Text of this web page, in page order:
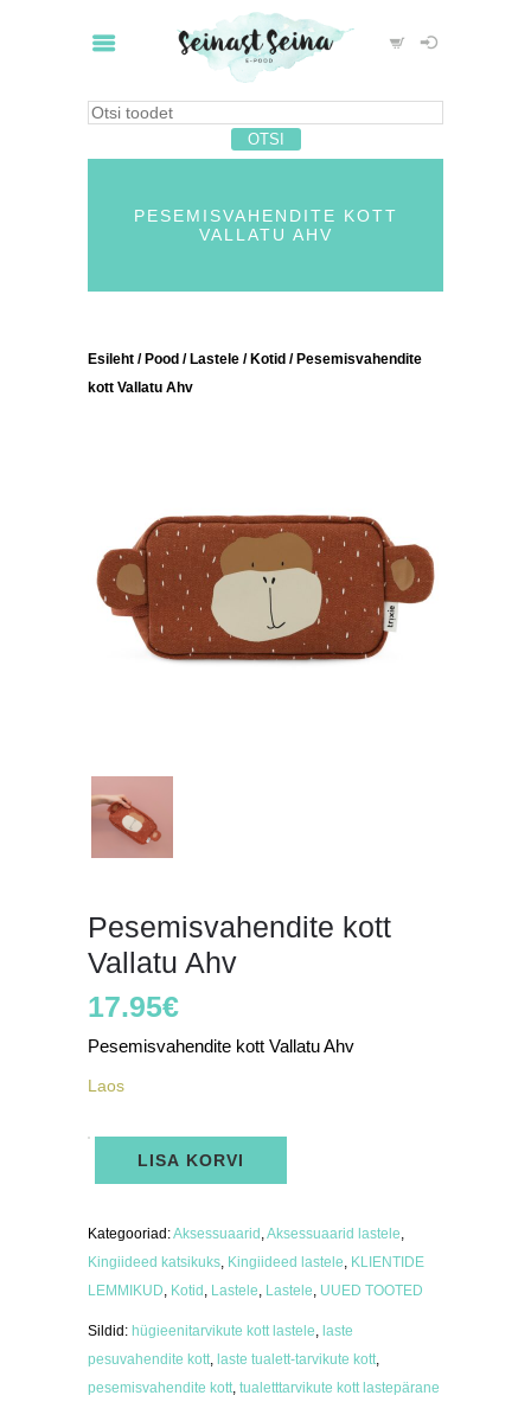
PESEMISVAHENDITE KOTT
VALLATU AHV
Esileht / Pood / Lastele / Kotid / Pesemisvahendite
kott Vallatu Ahv
Pesemisvahendite kott
Vallatu Ahv
17.95€
Pesemisvahendite kott Vallatu Ahv
Laos
Pesemisvahendite
LISA KORVI
Kategooriad:Aksessuaarid ,Aksessuaarid lastele,
Kingiideed katsikuks, Kingiideed lastele, KLIENTIDE
LEMMIKUD, Kotid , Lastele, Lastele, UUED TOOTED
Sildid: hügieenitarvikute kott lastele, laste
pesuvahendite kott, laste tualett-tarvikute kott,
pesemisvahendite kott, tualetttarvikute kott lastepärane